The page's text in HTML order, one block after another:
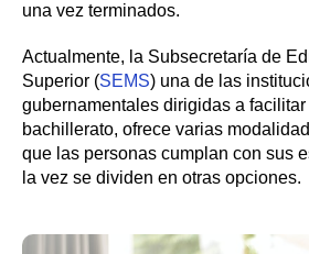
una vez terminados.
Actualmente, la Subsecretaría de
Superior (SEMS) una de las
gubernamentales dirigidas a
bachillerato, ofrece varias
que las personas cumplan con sus
la vez se dividen en otras opciones.